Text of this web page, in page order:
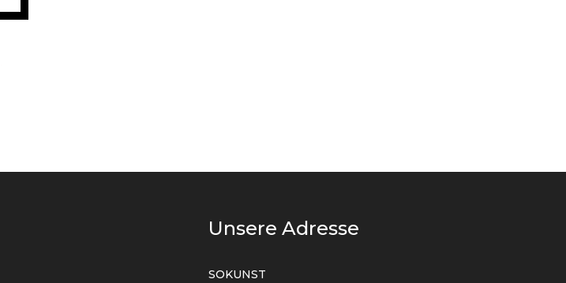
Unsere Adresse
SOKUNST